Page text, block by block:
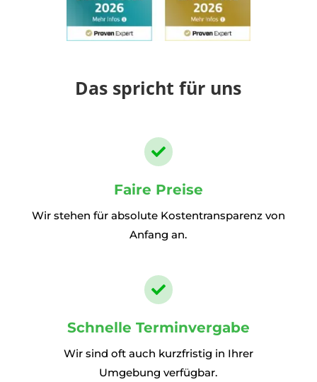
Das spricht für uns

Faire Preise
Wir stehen für absolute Kostentransparenz von
Anfang an.

Schnelle Terminvergabe
Wir sind oft auch kurzfristig in Ihrer
Umgebung verfügbar.